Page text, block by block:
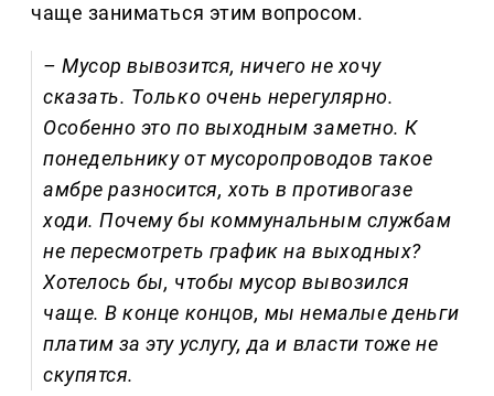
чаще заниматься этим вопросом.
– Мусор вывозится, ничего не хочу
сказать. Только очень нерегулярно.
Особенно это по выходным заметно. К
понедельнику от мусоропроводов такое
амбре разносится, хоть в противогазе
ходи. Почему бы коммунальным службам
не пересмотреть график на выходных?
Хотелось бы, чтобы мусор вывозился
чаще. В конце концов, мы немалые деньги
платим за эту услугу, да и власти тоже не
скупятся.